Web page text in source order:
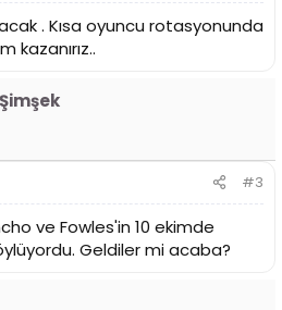
. Kısa oyuncu rotasyonunda
kazanırız..
#3
ve Fowles'in 10 ekimde
Geldiler mi acaba?